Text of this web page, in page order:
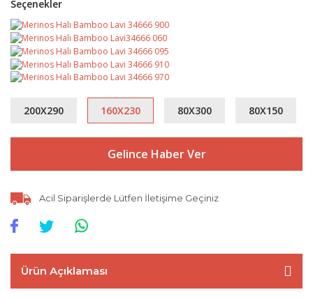
Seçenekler
200X290 160X230 80X300 80X150
Gelince Haber Ver
Acil Siparişlerde Lütfen İletişime Geçiniz
Ürün Açıklaması